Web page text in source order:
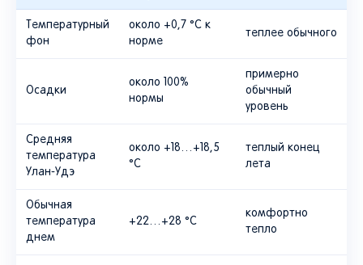
Температурный
фон
около +0,7 °C к
норме
теплее обычного
Осадки
около 100%
нормы
примерно
обычный
уровень
Средняя
температура
Улан-Удэ
около +18…+18,5
°C
теплый конец
лета
Обычная
температура
днем
+22…+28 °C
комфортно
тепло